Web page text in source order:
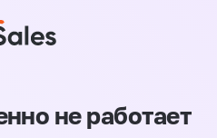
не работает